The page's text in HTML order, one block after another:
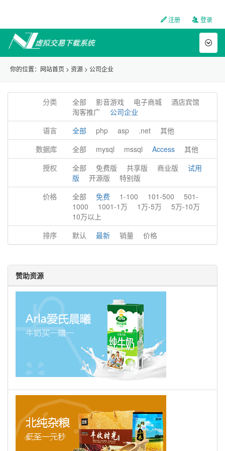
注册 登录
你的位置： 网站首页 > 资源 > 公司企业
分类 全部 影音游戏 电子商城
酒店宾馆
淘客推广
公司企业
语言
全部 php asp .net
其他
数据库
全部 mysql mssql Access
其他
授权
全部 免费版 共享版 商业版
试用
版
开源版
特别版
价格
全部 免费 1-100 101-500
501-
1000
1001-1万 1万-5万
5万-10万
10万以上
排序
默认 最新 销量 价格
赞助资源